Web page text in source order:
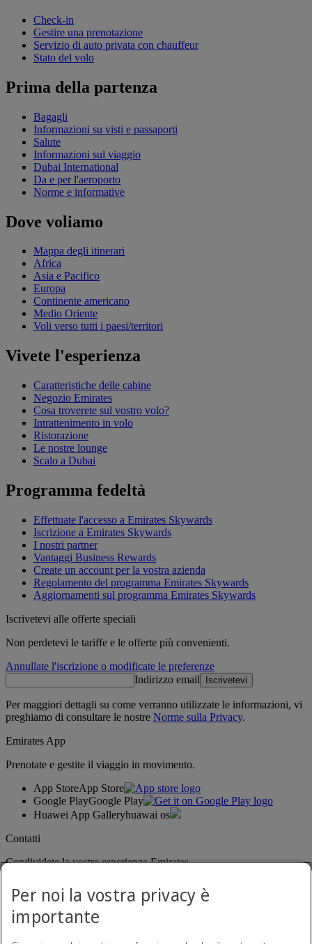
Check-in
Gestire una prenotazione
Servizio di auto privata con chauffeur
Stato del volo
Prima della partenza
Bagagli
Informazioni su visti e passaporti
Salute
Informazioni sul viaggio
Dubai International
Da e per l'aeroporto
Norme e informative
Dove voliamo
Mappa degli itinerari
Africa
Asia e Pacifico
Europa
Continente americano
Medio Oriente
Voli verso tutti i paesi/territori
Vivete l'esperienza
Caratteristiche delle cabine
Negozio Emirates
Cosa troverete sul vostro volo?
Intrattenimento in volo
Ristorazione
Le nostre lounge
Scalo a Dubai
Programma fedeltà
Effettuate l'accesso a Emirates Skywards
Iscrizione a Emirates Skywards
I nostri partner
Vantaggi Business Rewards
Create un account per la vostra azienda
Regolamento del programma Emirates Skywards
Aggiornamenti sul programma Emirates Skywards
Iscrivetevi alle offerte speciali
Non perdetevi le tariffe e le offerte più convenienti.
Annullate l'iscrizione o modificate le preferenze
Indirizzo email
Iscrivetevi
Per maggiori dettagli su come verranno utilizzate le informazioni, vi
preghiamo di consultare le nostre Norme sulla Privacy.
Emirates App
Prenotate e gestite il viaggio in movimento.
App StoreApp Store
Google PlayGoogle Play
Huawei App Galleryhuawai os
Contatti
Condividete la vostra esperienza Emirates.
Per noi la vostra privacy è
importante